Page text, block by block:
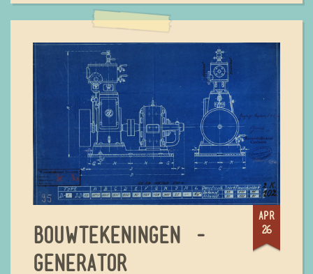
apr
26
BOUWTEKENINGEN -
GENERATOR